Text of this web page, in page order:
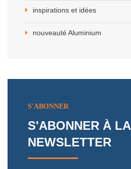
inspirations et idées
nouveauté Aluminium
S'ABONNER
S'ABONNER À LA
NEWSLETTER